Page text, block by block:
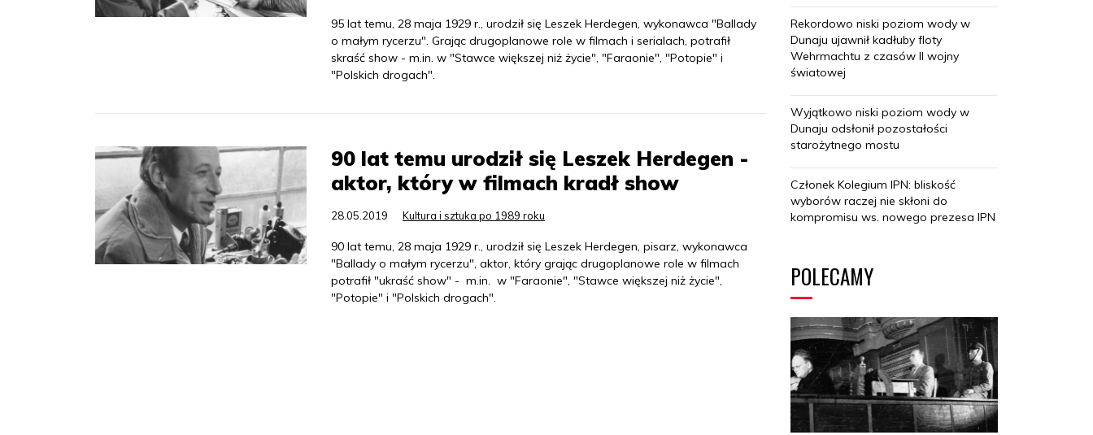
95 lat temu, 28 maja 1929 r., urodził się Leszek Herdegen, wykonawca "Ballady
o małym rycerzu". Grając drugoplanowe role w filmach i serialach, potrafił
skraść show - m.in. w "Stawce większej niż życie", "Faraonie", "Potopie" i
"Polskich drogach".
90 lat temu urodził się Leszek Herdegen -
aktor, który w filmach kradł show
28.05.2019 Kultura i sztuka po 1989 roku
90 lat temu, 28 maja 1929 r., urodził się Leszek Herdegen, pisarz, wykonawca
"Ballady o małym rycerzu", aktor, który grając drugoplanowe role w filmach
potrafił "ukraść show" - m.in. w "Faraonie", "Stawce większej niż życie",
"Potopie" i "Polskich drogach".
Rekordowo niski poziom wody w
Dunaju ujawnił kadłuby floty
Wehrmachtu z czasów II wojny
światowej
Wyjątkowo niski poziom wody w
Dunaju odsłonił pozostałości
starożytnego mostu
Członek Kolegium IPN: bliskość
wyborów raczej nie skłoni do
kompromisu ws. nowego prezesa IPN
POLECAMY